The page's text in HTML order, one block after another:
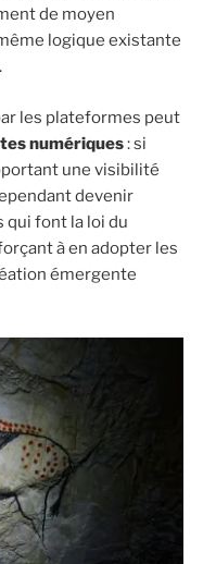
de moyen
logique existante
les plateformes peut
numériques: si
une visibilité
devenir
qui font la loi du
à en adopter les
émergente